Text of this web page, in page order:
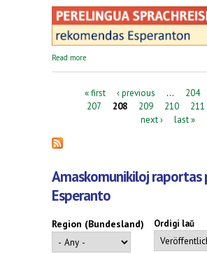
Read more
Pages« first ‹ previous … 204
207
208 209 210 211
next ›
last »
Amaskomunikiloj raportas
Esperanto
Region (Bundesland) Ordigi laŭ